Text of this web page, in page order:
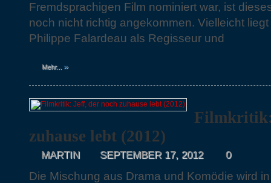
Fremdsprachigen Film nominiert war, ist
noch nicht richtig angekommen. Vielleicht
Philippe Falardeau als Regisseur und
Mehr... »
zuhause lebt (2012)
MARTIN SEPTEMBER 17, 2012 0
Die Mischung aus Drama und Komödie wird